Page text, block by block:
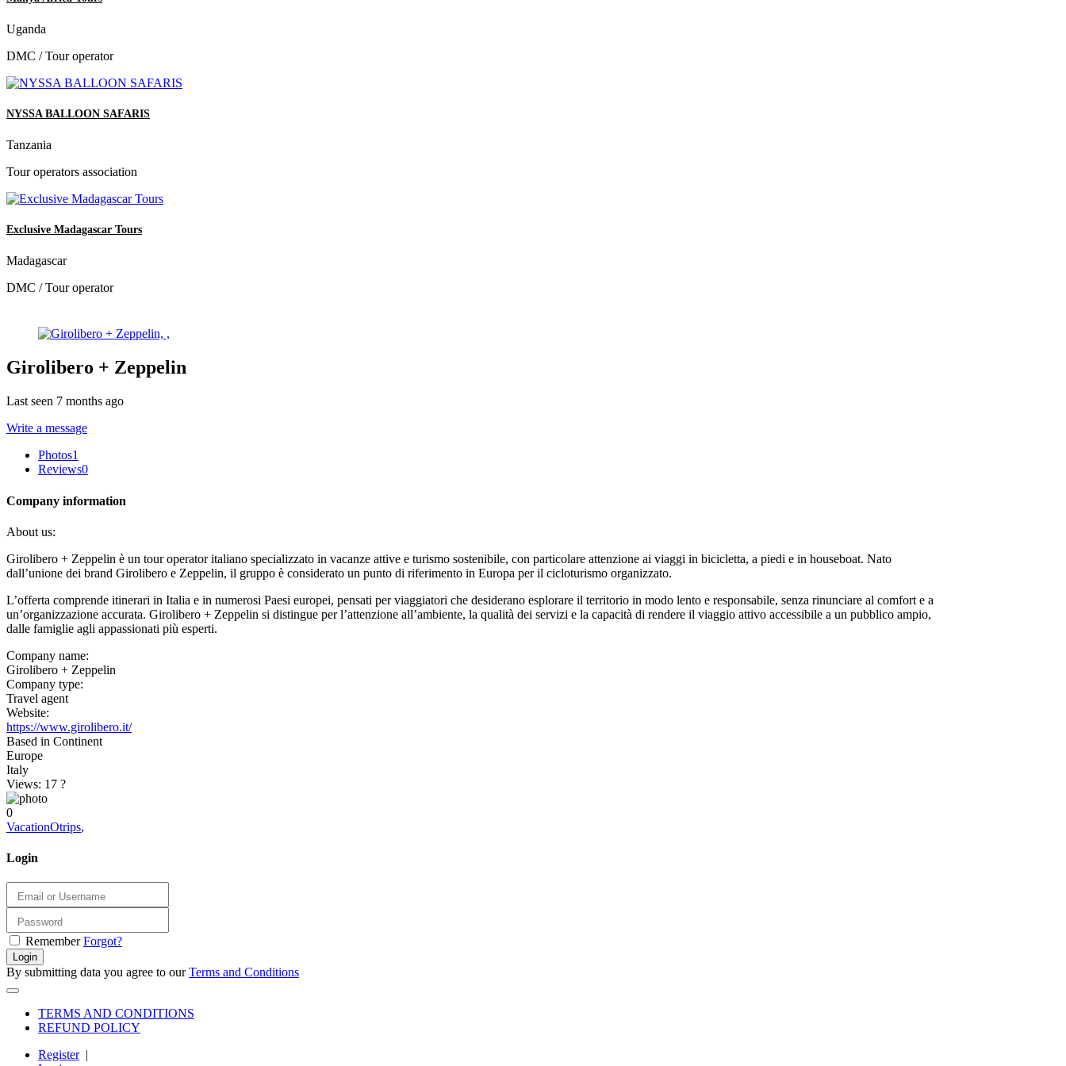
Uganda
DMC / Tour operator
NYSSA BALLOON SAFARIS
Tanzania
Tour operators association
Exclusive Madagascar Tours
Madagascar
DMC / Tour operator
Girolibero + Zeppelin
Last seen 7 months ago
Write a message
Photos1
Reviews0
Company information
About us:
Girolibero + Zeppelin è un tour operator italiano specializzato in vacanze attive e turismo sostenibile, con particolare attenzione ai viaggi in bicicletta, a piedi e in houseboat. Nato
dall’unione dei brand Girolibero e Zeppelin, il gruppo è considerato un punto di riferimento in Europa per il cicloturismo organizzato.
L’offerta comprende itinerari in Italia e in numerosi Paesi europei, pensati per viaggiatori che desiderano esplorare il territorio in modo lento e responsabile, senza rinunciare al comfort e a
un’organizzazione accurata. Girolibero + Zeppelin si distingue per l’attenzione all’ambiente, la qualità dei servizi e la capacità di rendere il viaggio attivo accessibile a un pubblico ampio,
dalle famiglie agli appassionati più esperti.
Company name:
Girolibero + Zeppelin
Company type:
Travel agent
Website:
https://www.girolibero.it/
Based in Continent
Europe
Italy
Views: 17 ?
0
VacationOtrips,
Login
Remember Forgot?
Login
By submitting data you agree to ourTerms and Conditions
TERMS AND CONDITIONS
REFUND POLICY
Register|